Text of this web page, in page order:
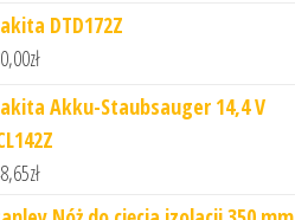
DTD172Z
zł
Akku-Staubsauger 14,4 V
zł